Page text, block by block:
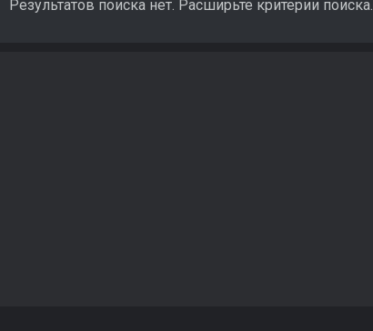
Результатов поиска нет. Расширьте критерии поиска.